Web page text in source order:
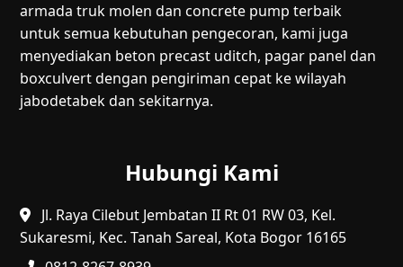
armada truk molen dan concrete pump terbaik
untuk semua kebutuhan pengecoran, kami juga
menyediakan beton precast uditch, pagar panel dan
boxculvert dengan pengiriman cepat ke wilayah
jabodetabek dan sekitarnya.
Hubungi Kami
Jl. Raya Cilebut Jembatan II Rt 01 RW 03, Kel.
Sukaresmi, Kec. Tanah Sareal, Kota Bogor 16165